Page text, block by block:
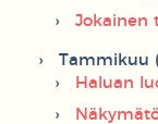
Jokainen
Tammikuu
Haluan